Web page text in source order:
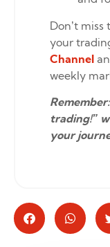
Don’t
your
Channel
weekly
trading!”
your